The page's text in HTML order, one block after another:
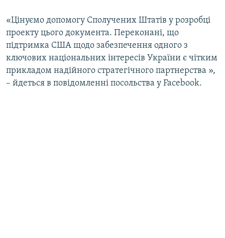
«Цінуємо допомогу Сполучених Штатів у розробці
проекту цього документа. Переконані, що
підтримка США щодо забезпечення одного з
ключових національних інтересів України є чітким
прикладом надійного стратегічного партнерства »,
– йдеться в повідомленні посольства у Facebook.